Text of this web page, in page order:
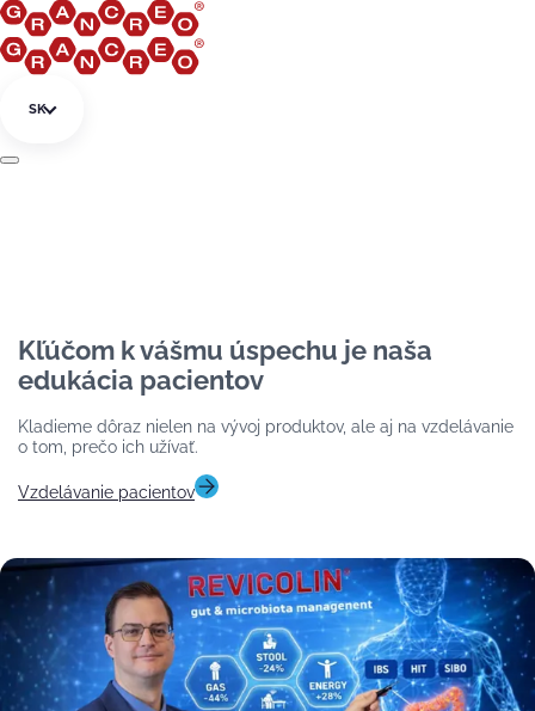
Preskočiť na obsah
SK
Kľúčom k vášmu úspechu je naša
edukácia pacientov
Kladieme dôraz nielen na vývoj produktov, ale aj na vzdelávanie
o tom, prečo ich užívať.
Vzdelávanie pacientov